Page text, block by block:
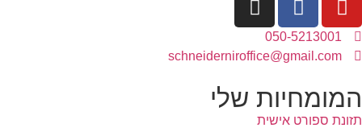
050-5213001
schneiderniroffice@gmail.com
המומחיות שלי
תזונת ספורט אישית